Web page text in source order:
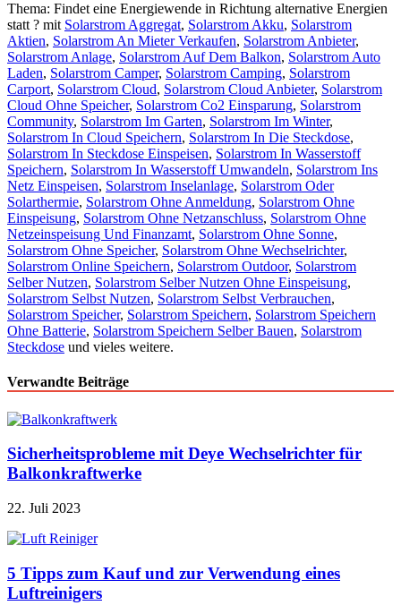
Thema: Findet eine Energiewende in Richtung alternative Energien
statt ? mit Solarstrom Aggregat, Solarstrom Akku, Solarstrom
Aktien, Solarstrom An Mieter Verkaufen, Solarstrom Anbieter,
Solarstrom Anlage, Solarstrom Auf Dem Balkon, Solarstrom Auto
Laden, Solarstrom Camper, Solarstrom Camping, Solarstrom
Carport, Solarstrom Cloud, Solarstrom Cloud Anbieter, Solarstrom
Cloud Ohne Speicher, Solarstrom Co2 Einsparung, Solarstrom
Community, Solarstrom Im Garten, Solarstrom Im Winter,
Solarstrom In Cloud Speichern, Solarstrom In Die Steckdose,
Solarstrom In Steckdose Einspeisen, Solarstrom In Wasserstoff
Speichern, Solarstrom In Wasserstoff Umwandeln, Solarstrom Ins
Netz Einspeisen, Solarstrom Inselanlage, Solarstrom Oder
Solarthermie, Solarstrom Ohne Anmeldung, Solarstrom Ohne
Einspeisung, Solarstrom Ohne Netzanschluss, Solarstrom Ohne
Netzeinspeisung Und Finanzamt, Solarstrom Ohne Sonne,
Solarstrom Ohne Speicher, Solarstrom Ohne Wechselrichter,
Solarstrom Online Speichern, Solarstrom Outdoor, Solarstrom
Selber Nutzen, Solarstrom Selber Nutzen Ohne Einspeisung,
Solarstrom Selbst Nutzen, Solarstrom Selbst Verbrauchen,
Solarstrom Speicher, Solarstrom Speichern, Solarstrom Speichern
Ohne Batterie, Solarstrom Speichern Selber Bauen, Solarstrom
Steckdose und vieles weitere.
Verwandte Beiträge
Sicherheitsprobleme mit Deye Wechselrichter für
Balkonkraftwerke
22. Juli 2023
5 Tipps zum Kauf und zur Verwendung eines
Luftreinigers